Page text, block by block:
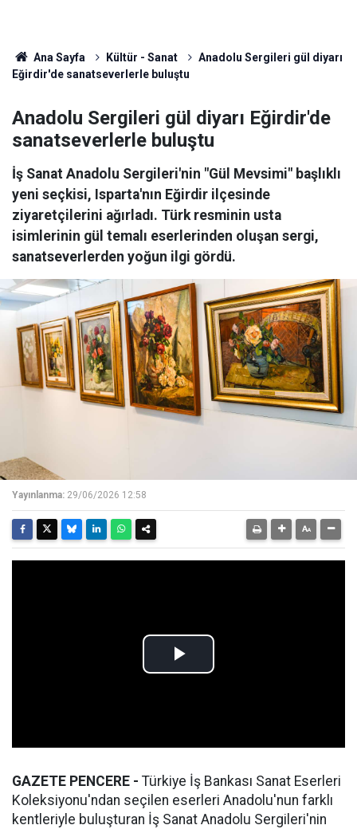
Ana Sayfa Kültür - Sanat
Anadolu Sergileri gül diyarı
Eğirdir'de sanatseverlerle buluştu
Anadolu Sergileri gül diyarı Eğirdir'de
sanatseverlerle buluştu
İş Sanat Anadolu Sergileri'nin "Gül Mevsimi" başlıklı
yeni seçkisi, Isparta'nın Eğirdir ilçesinde
ziyaretçilerini ağırladı. Türk resminin usta
isimlerinin gül temalı eserlerinden oluşan sergi,
sanatseverlerden yoğun ilgi gördü.
Yayınlanma: 29/06/2026 12:58
GAZETE PENCERE - Türkiye İş Bankası Sanat Eserleri
Koleksiyonu'ndan seçilen eserleri Anadolu'nun farklı
kentleriyle buluşturan İş Sanat Anadolu Sergileri'nin